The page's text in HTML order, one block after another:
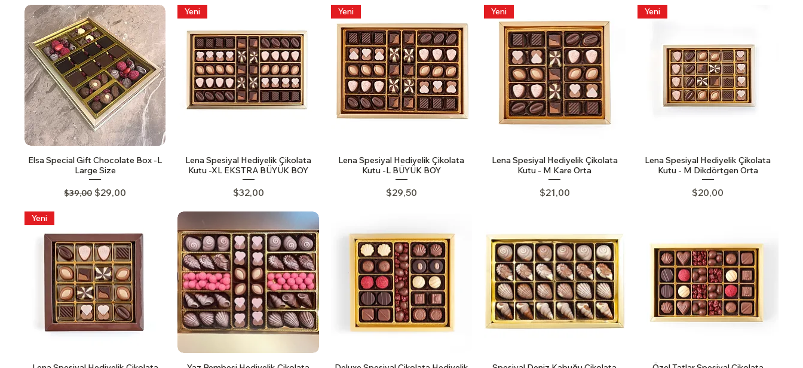
Elsa Special Gift Chocolate Box -L
Large Size
Regular Price
$39,00 Sale Price
$29,00
Yeni
Lena Spesiyal Hediyelik Çikolata
Kutu -XL EKSTRA BÜYÜK BOY
Price
$32,00
Yeni
Lena Spesiyal Hediyelik Çikolata
Kutu -L BÜYÜK BOY
Price
$29,50
Yeni
Lena Spesiyal Hediyelik Çikolata
Kutu - M Kare Orta
Price
$21,00
Yeni
Lena Spesiyal Hediyelik Çikolata
Kutu - M Dikdörtgen Orta
Price
$20,00
Yeni